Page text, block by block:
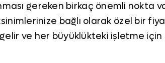
gereken birkaç önemli nokta
bağlı olarak özel bir
ve her büyüklükteki işletme